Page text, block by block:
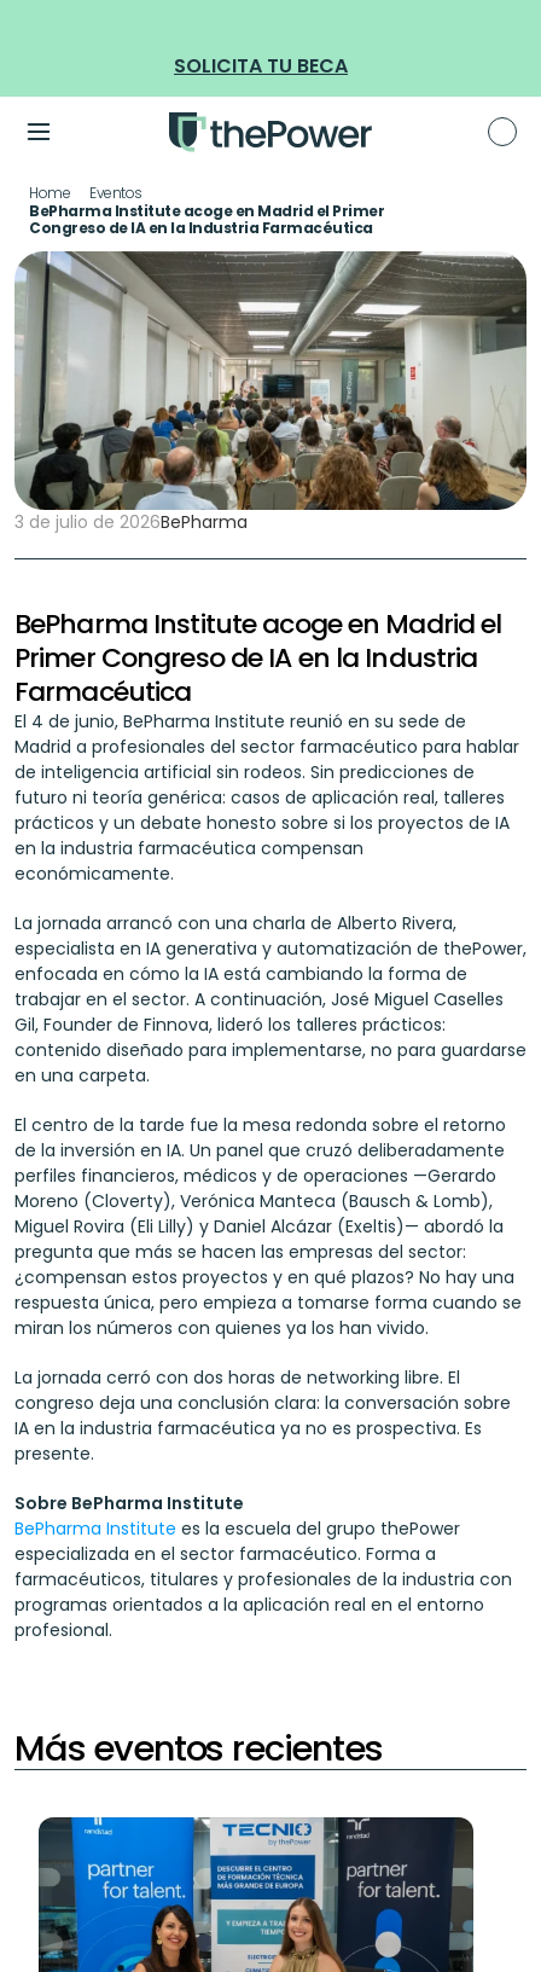
Home
Eventos
BePharma Institute acoge en Madrid el Primer
Congreso de IA en la Industria Farmacéutica
3 de julio de 2026BePharma
BePharma Institute acoge en Madrid el
Primer Congreso de IA en la Industria
Farmacéutica
El 4 de junio, BePharma Institute reunió en su sede de
Madrid a profesionales del sector farmacéutico para hablar
de inteligencia artificial sin rodeos. Sin predicciones de
futuro ni teoría genérica: casos de aplicación real, talleres
prácticos y un debate honesto sobre si los proyectos de IA
en la industria farmacéutica compensan
económicamente.
La jornada arrancó con una charla de Alberto Rivera,
especialista en IA generativa y automatización de thePower,
enfocada en cómo la IA está cambiando la forma de
trabajar en el sector. A continuación, José Miguel Caselles
Gil, Founder de Finnova, lideró los talleres prácticos:
contenido diseñado para implementarse, no para guardarse
en una carpeta.
El centro de la tarde fue la mesa redonda sobre el retorno
de la inversión en IA. Un panel que cruzó deliberadamente
perfiles financieros, médicos y de operaciones —Gerardo
Moreno (Cloverty), Verónica Manteca (Bausch & Lomb),
Miguel Rovira (Eli Lilly) y Daniel Alcázar (Exeltis)— abordó la
pregunta que más se hacen las empresas del sector:
¿compensan estos proyectos y en qué plazos? No hay una
respuesta única, pero empieza a tomarse forma cuando se
miran los números con quienes ya los han vivido.
La jornada cerró con dos horas de networking libre. El
congreso deja una conclusión clara: la conversación sobre
IA en la industria farmacéutica ya no es prospectiva. Es
presente.
Sobre BePharma Institute
BePharma Institute es la escuela del grupo thePower
especializada en el sector farmacéutico. Forma a
farmacéuticos, titulares y profesionales de la industria con
programas orientados a la aplicación real en el entorno
profesional.
Más eventos recientes
SOLICITA TU BECA